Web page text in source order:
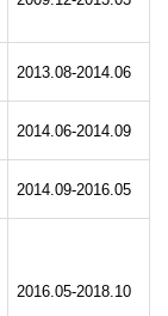
2013.08-2014.06
2014.06-2014.09
2014.09-2016.05
2016.05-2018.10